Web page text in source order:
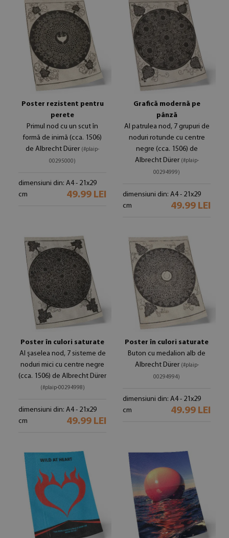
Poster rezistent pentru
perete
Primul nod cu un scut în
formă de inimă (cca. 1506)
de Albrecht Dürer (#plaip-
00295000)
dimensiuni din: A4 - 21x29
cm
49.99 LEI
Grafică modernă pe
pânză
Al patrulea nod, 7 grupuri de
noduri rotunde cu centre
negre (cca. 1506) de
Albrecht Dürer (#plaip-
00294999)
dimensiuni din: A4 - 21x29
cm
49.99 LEI
Poster în culori saturate
Al șaselea nod, 7 sisteme de
noduri mici cu centre negre
(cca. 1506) de Albrecht Dürer
(#plaip-00294998)
dimensiuni din: A4 - 21x29
cm
49.99 LEI
Poster în culori saturate
Buton cu medalion alb de
Albrecht Dürer (#plaip-
00294994)
dimensiuni din: A4 - 21x29
cm
49.99 LEI